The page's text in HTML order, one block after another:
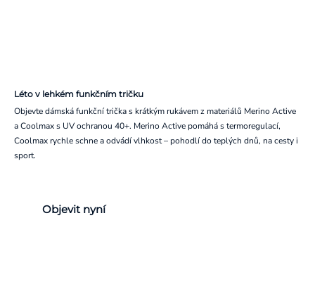
Léto v lehkém funkčním tričku
Objevte dámská funkční trička s krátkým rukávem z materiálů Merino Active
a Coolmax s UV ochranou 40+. Merino Active pomáhá s termoregulací,
Coolmax rychle schne a odvádí vlhkost – pohodlí do teplých dnů, na cesty i
sport.
Objevit nyní